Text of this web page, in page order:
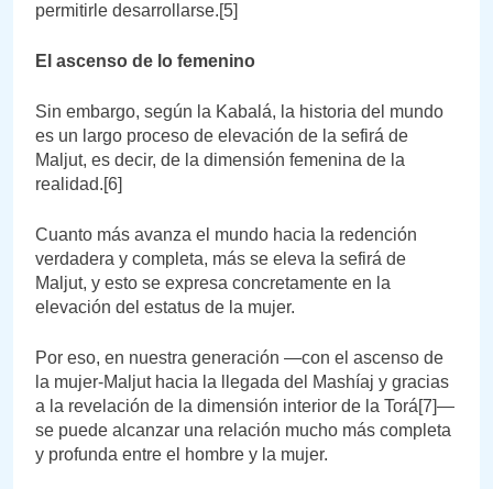
permitirle desarrollarse.[5]
El ascenso de lo femenino
Sin embargo, según la Kabalá, la historia del mundo
es un largo proceso de elevación de la sefirá de
Maljut, es decir, de la dimensión femenina de la
realidad.[6]
Cuanto más avanza el mundo hacia la redención
verdadera y completa, más se eleva la sefirá de
Maljut, y esto se expresa concretamente en la
elevación del estatus de la mujer.
Por eso, en nuestra generación —con el ascenso de
la mujer-Maljut hacia la llegada del Mashíaj y gracias
a la revelación de la dimensión interior de la Torá[7]—
se puede alcanzar una relación mucho más completa
y profunda entre el hombre y la mujer.